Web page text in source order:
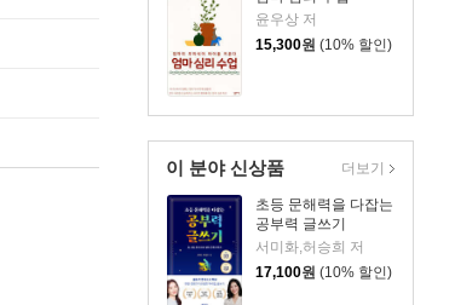
윤우상 저
15,300원 (10% 할인)
이 분야 신상품
초등 문해력을 다잡는
공부력 글쓰기
서미화,허승희 저
17,100원 (10% 할인)
더보기